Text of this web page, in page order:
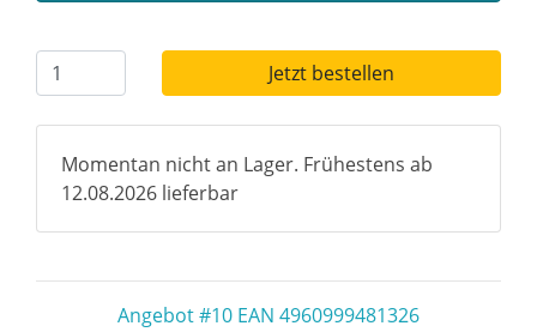
Jetzt bestellen
Momentan nicht an Lager. Frühestens ab
12.08.2026 lieferbar
Angebot #10 EAN 4960999481326